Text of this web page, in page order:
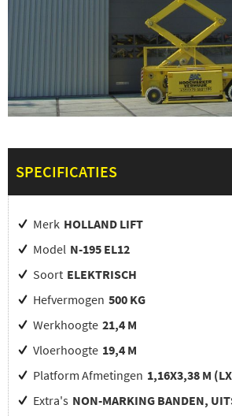
SPECIFICATIES
Merk HOLLAND LIFT
Model N-195 EL12
Soort ELEKTRISCH
Hefvermogen 500 KG
Werkhoogte 21,4 M
Vloerhoogte 19,4 M
Platform Afmetingen 1,16X3,38 M
Extra's NON-MARKING BANDEN,